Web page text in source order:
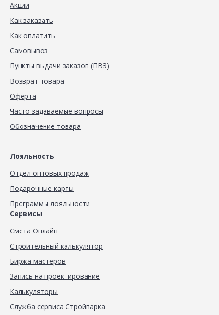
Акции
Как заказать
Как оплатить
Самовывоз
Пункты выдачи заказов (ПВЗ)
Возврат товара
Оферта
Часто задаваемые вопросы
Обозначение товара
Лояльность
Отдел оптовых продаж
Подарочные карты
Программы лояльности
Сервисы
Смета Онлайн
Строительный калькулятор
Биржа мастеров
Запись на проектирование
Калькуляторы
Служба сервиса Стройпарка